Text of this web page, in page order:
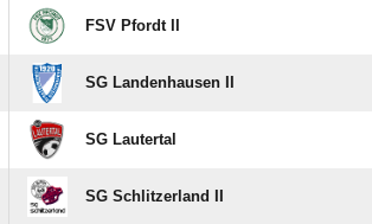
FSV Pfordt II
SG Landenhausen II
SG Lautertal
SG Schlitzerland II